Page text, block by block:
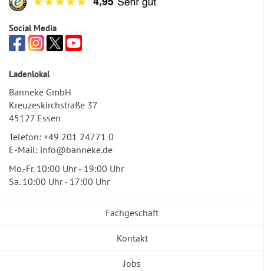
Social Media
Ladenlokal
Banneke GmbH
Kreuzeskirchstraße 37
45127 Essen
Telefon: +49 201 24771 0
E-Mail: info@banneke.de
Mo.-Fr. 10:00 Uhr - 19:00 Uhr
Sa. 10:00 Uhr - 17:00 Uhr
Fachgeschäft
Kontakt
Jobs